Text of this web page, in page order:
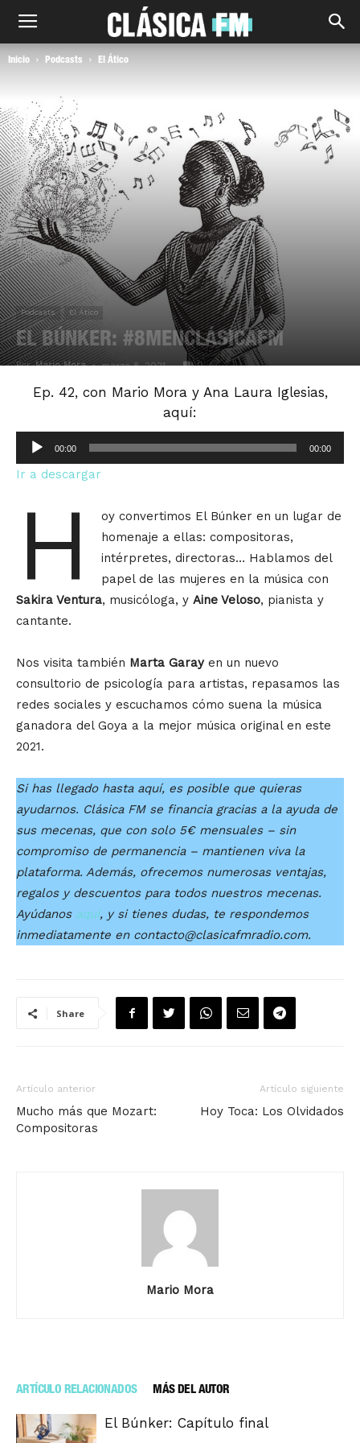
Inicio Podcasts El Ático
Podcasts El Ático
EL BÚNKER: #8MENCLÁSICAFM
Por Mario Mora - marzo 8, 2021 0
Ep. 42, con Mario Mora y Ana Laura Iglesias,
aquí:
Reproductor
de
audio
00:00 00:00
Ir a descargar
H
oy convertimos El Búnker en un lugar de
homenaje a ellas: compositoras,
intérpretes, directoras… Hablamos del
papel de las mujeres en la música con
Sakira Ventura, musicóloga, y Aine Veloso, pianista y
cantante.
Nos visita también Marta Garayen un nuevo
consultorio de psicología para artistas, repasamos las
redes sociales y escuchamos cómo suena la música
ganadora del Goya a la mejor música original en este
2021.
Si has llegado hasta aquí, es posible que quieras
ayudarnos. Clásica FM se financia gracias a la ayuda de
sus mecenas, que con solo 5€ mensuales – sin
compromiso de permanencia – mantienen viva la
plataforma. Además, ofrecemos numerosas ventajas,
regalos y descuentos para todos nuestros mecenas.
Ayúdanos aquí, y si tienes dudas, te respondemos
inmediatamente en contacto@clasicafmradio.com.
Share
Artículo anterior
Mucho más que Mozart:
Compositoras
Artículo siguiente
Hoy Toca: Los Olvidados
Mario Mora
ARTÍCULO RELACIONADOS MÁS DEL AUTOR
El Búnker: Capítulo final